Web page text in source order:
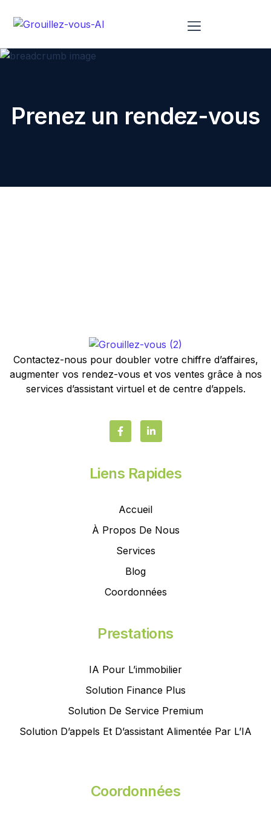
Prenez un rendez-vous
Contactez-nous pour doubler votre chiffre d’affaires,
augmenter vos rendez-vous et vos ventes grâce à nos
services d’assistant virtuel et de centre d’appels.
Liens Rapides
Accueil
À Propos De Nous
Services
Blog
Coordonnées
Prestations
IA Pour L’immobilier
Solution Finance Plus
Solution De Service Premium
Solution D’appels Et D’assistant Alimentée Par L’IA
Coordonnées